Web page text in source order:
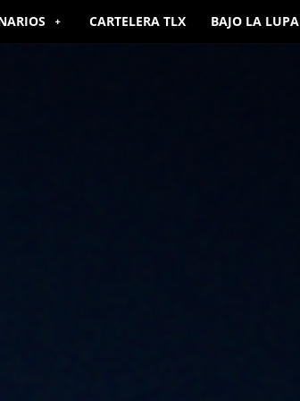
CARTELERA TLX BAJO LA LUPA